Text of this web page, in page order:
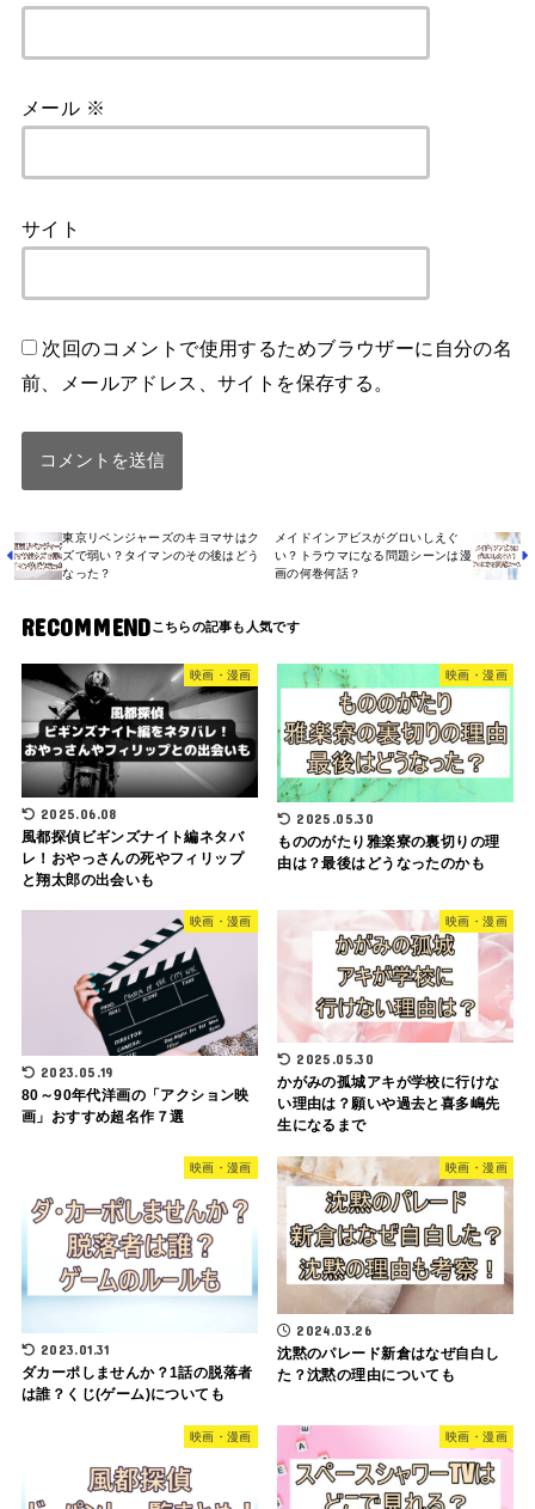
メール ※
サイト
次回のコメントで使用するためブラウザーに自分の名
前、メールアドレス、サイトを保存する。
東京リベンジャーズのキヨマサはク
ズで弱い？タイマンのその後はどう
なった？
メイドインアビスがグロいしえぐ
い？トラウマになる問題シーンは漫
画の何巻何話？
RECOMMEND
映画・漫画
2025.06.08
風都探偵ビギンズナイト編ネタバ
レ！おやっさんの死やフィリップ
と翔太郎の出会いも
映画・漫画
2025.05.30
もののがたり雅楽寮の裏切りの理
由は？最後はどうなったのかも
映画・漫画
2023.05.19
80～90年代洋画の「アクション映
画」おすすめ超名作７選
映画・漫画
2025.05.30
かがみの孤城アキが学校に行けな
い理由は？願いや過去と喜多嶋先
生になるまで
映画・漫画
2023.01.31
ダカーポしませんか？1話の脱落者
は誰？くじ(ゲーム)についても
映画・漫画
2024.03.26
沈黙のパレード新倉はなぜ自白し
た？沈黙の理由についても
映画・漫画 映画・漫画